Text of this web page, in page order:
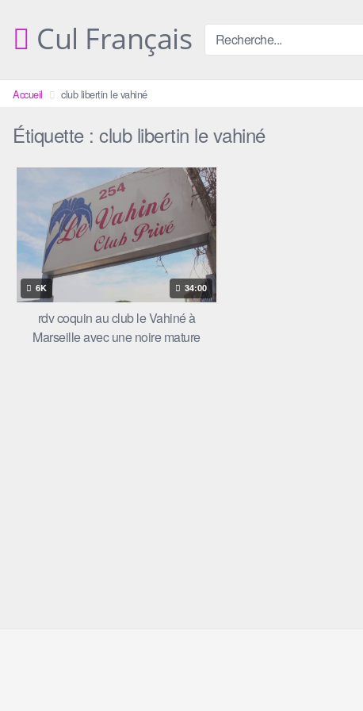
content Cul Français
Accueil club libertin le vahiné
Étiquette : club libertin le vahiné
6K 34:00
rdv coquin au club le Vahiné à
Marseille avec une noire mature